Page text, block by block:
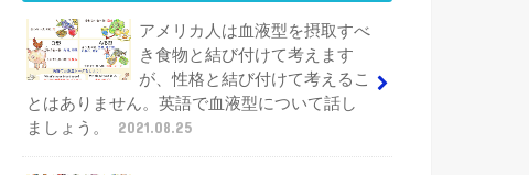
アメリカ人は血液型を摂取すべ
き食物と結び付けて考えます
が、性格と結び付けて考えるこ
とはありません。英語で血液型について話し
ましょう。
2021.08.25